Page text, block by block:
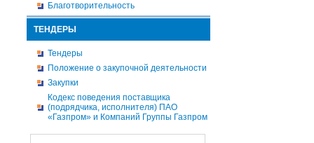
Благотворительность
ТЕНДЕРЫ
Тендеры
Положение о закупочной деятельности
Закупки
Кодекс поведения поставщика
(подрядчика, исполнителя) ПАО
«Газпром» и Компаний Группы Газпром